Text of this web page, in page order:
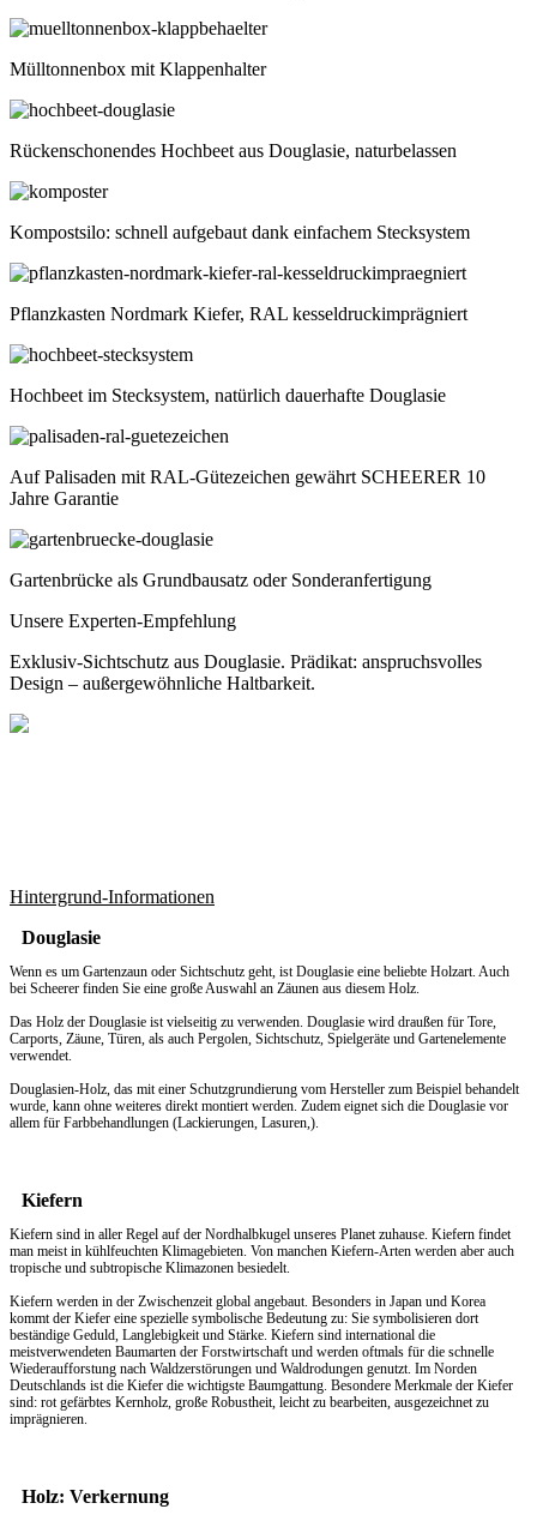
Mülltonnenbox mit Klappenhalter
Rückenschonendes Hochbeet aus Douglasie, naturbelassen
Kompostsilo: schnell aufgebaut dank einfachem Stecksystem
Pflanzkasten Nordmark Kiefer, RAL kesseldruckimprägniert
Hochbeet im Stecksystem, natürlich dauerhafte Douglasie
Auf Palisaden mit RAL-Gütezeichen gewährt SCHEERER 10
Jahre Garantie
Gartenbrücke als Grundbausatz oder Sonderanfertigung
Unsere Experten-Empfehlung
Exklusiv-Sichtschutz aus Douglasie. Prädikat: anspruchsvolles
Design – außergewöhnliche Haltbarkeit.
Hintergrund-Informationen
Douglasie
Wenn es um Gartenzaun oder Sichtschutz geht, ist Douglasie eine beliebte Holzart. Auch
bei Scheerer finden Sie eine große Auswahl an Zäunen aus diesem Holz.
Das Holz der Douglasie ist vielseitig zu verwenden. Douglasie wird draußen für Tore,
Carports, Zäune, Türen, als auch Pergolen, Sichtschutz, Spielgeräte und Gartenelemente
verwendet.
Douglasien-Holz, das mit einer Schutzgrundierung vom Hersteller zum Beispiel behandelt
wurde, kann ohne weiteres direkt montiert werden. Zudem eignet sich die Douglasie vor
allem für Farbbehandlungen (Lackierungen, Lasuren,).
Kiefern
Kiefern sind in aller Regel auf der Nordhalbkugel unseres Planet zuhause. Kiefern findet
man meist in kühlfeuchten Klimagebieten. Von manchen Kiefern-Arten werden aber auch
tropische und subtropische Klimazonen besiedelt.
Kiefern werden in der Zwischenzeit global angebaut. Besonders in Japan und Korea
kommt der Kiefer eine spezielle symbolische Bedeutung zu: Sie symbolisieren dort
beständige Geduld, Langlebigkeit und Stärke. Kiefern sind international die
meistverwendeten Baumarten der Forstwirtschaft und werden oftmals für die schnelle
Wiederaufforstung nach Waldzerstörungen und Waldrodungen genutzt. Im Norden
Deutschlands ist die Kiefer die wichtigste Baumgattung. Besondere Merkmale der Kiefer
sind: rot gefärbtes Kernholz, große Robustheit, leicht zu bearbeiten, ausgezeichnet zu
imprägnieren.
Holz: Verkernung